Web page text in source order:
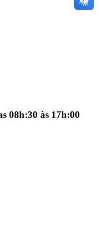
08h:30 às 17h:00